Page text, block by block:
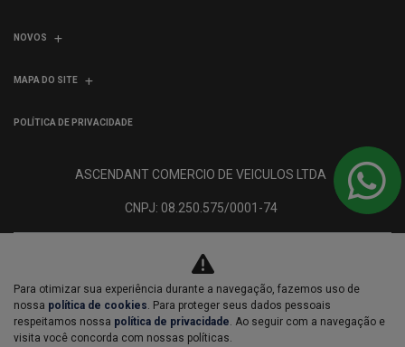
NOVOS
MAPA DO SITE
POLÍTICA DE PRIVACIDADE
ASCENDANT COMERCIO DE VEICULOS LTDA
CNPJ: 08.250.575/0001-74
No trânsito, enxergar o outro
Para otimizar sua experiência durante a navegação, fazemos uso de
nossa política de cookies. Para proteger seus dados pessoais
respeitamos nossa política de privacidade. Ao seguir com a navegação e
visita você concorda com nossas políticas.